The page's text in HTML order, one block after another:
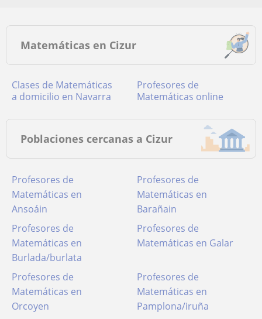
Matemáticas en Cizur
Clases de Matemáticas
a domicilio en Navarra
Profesores de
Matemáticas online
Poblaciones cercanas a Cizur
Profesores de
Matemáticas en
Ansoáin
Profesores de
Matemáticas en
Barañain
Profesores de
Matemáticas en
Burlada/burlata
Profesores de
Matemáticas en Galar
Profesores de
Matemáticas en
Orcoyen
Profesores de
Matemáticas en
Pamplona/iruña